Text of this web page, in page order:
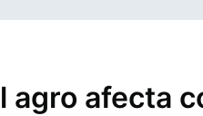
agro afecta